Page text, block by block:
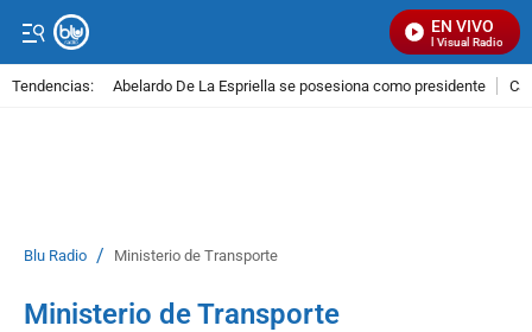
EN VIVO
Señal Visual Radio
Tendencias: Abelardo De La Espriella se posesiona como presidente
Blu Radio / Ministerio de Transporte
Ministerio de Transporte